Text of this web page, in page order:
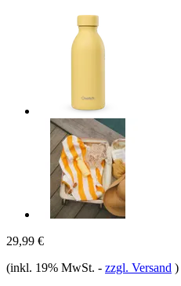
29,99 €
(inkl. 19% MwSt. - zzgl. Versand )